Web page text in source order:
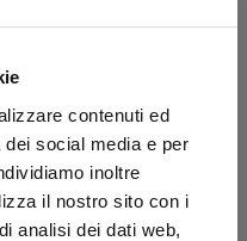
contenuti ed
social media e per
inoltre
il nostro sito con i
analisi dei dati web,